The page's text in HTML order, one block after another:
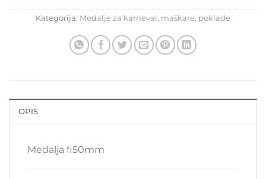
Kategorija: Medalje za karneval, maškare, poklade
OPIS
Medalja fi50mm